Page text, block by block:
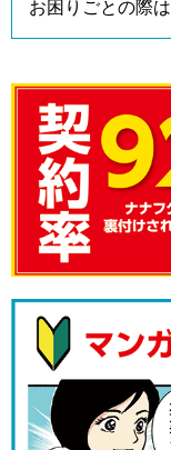
お困りごとの際